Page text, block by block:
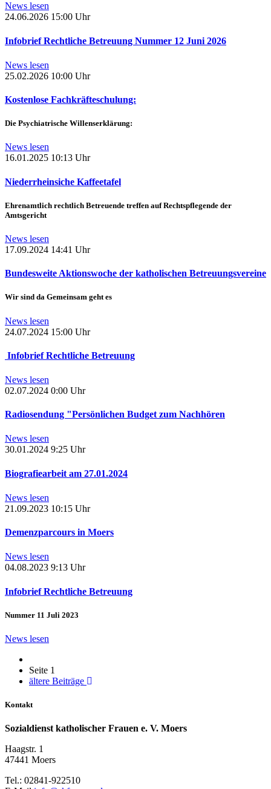
News lesen
24.06.2026 15:00 Uhr
Infobrief Rechtliche Betreuung Nummer 12 Juni 2026
News lesen
25.02.2026 10:00 Uhr
Kostenlose Fachkräfteschulung:
Die Psychiatrische Willenserklärung:
News lesen
16.01.2025 10:13 Uhr
Niederrheinsiche Kaffeetafel
Ehrenamtlich rechtlich Betreuende treffen auf Rechtspflegende der
Amtsgericht
News lesen
17.09.2024 14:41 Uhr
Bundesweite Aktionswoche der katholischen Betreuungsvereine
Wir sind da Gemeinsam geht es
News lesen
24.07.2024 15:00 Uhr
Infobrief Rechtliche Betreuung
News lesen
02.07.2024 0:00 Uhr
Radiosendung "Persönlichen Budget zum Nachhören
News lesen
30.01.2024 9:25 Uhr
Biografiearbeit am 27.01.2024
News lesen
21.09.2023 10:15 Uhr
Demenzparcours in Moers
News lesen
04.08.2023 9:13 Uhr
Infobrief Rechtliche Betreuung
Nummer 11 Juli 2023
News lesen
Seite 1
ältere Beiträge
Kontakt
Sozialdienst katholischer Frauen e. V. Moers
Haagstr. 1
47441 Moers
Tel.: 02841-922510